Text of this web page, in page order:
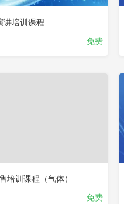
讲培训课程
免费
培训课程（气体）
免费